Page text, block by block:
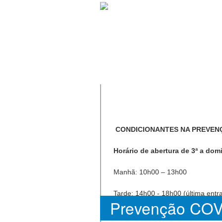
Prevenção
CONDICIONANTES NA
Horário de abertura de 3ª a
Manhã: 10h00 – 13h00
Tarde: 14h00 - 18h00 (última
Marcações de visitas de hora e